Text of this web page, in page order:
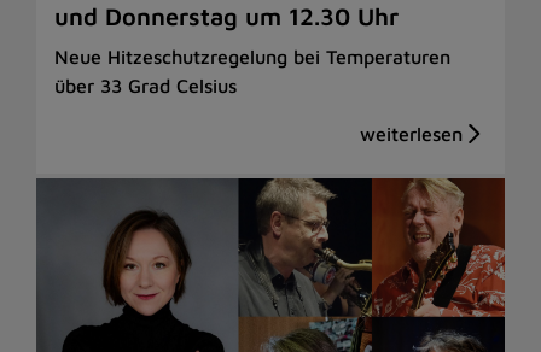
und Donnerstag um 12.30 Uhr
Neue Hitzeschutzregelung bei Temperaturen
über 33 Grad Celsius